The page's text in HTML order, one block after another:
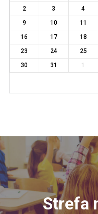
2
3 4
9
10 11
16
17 18
23
24 25
30
31 1
Strefa